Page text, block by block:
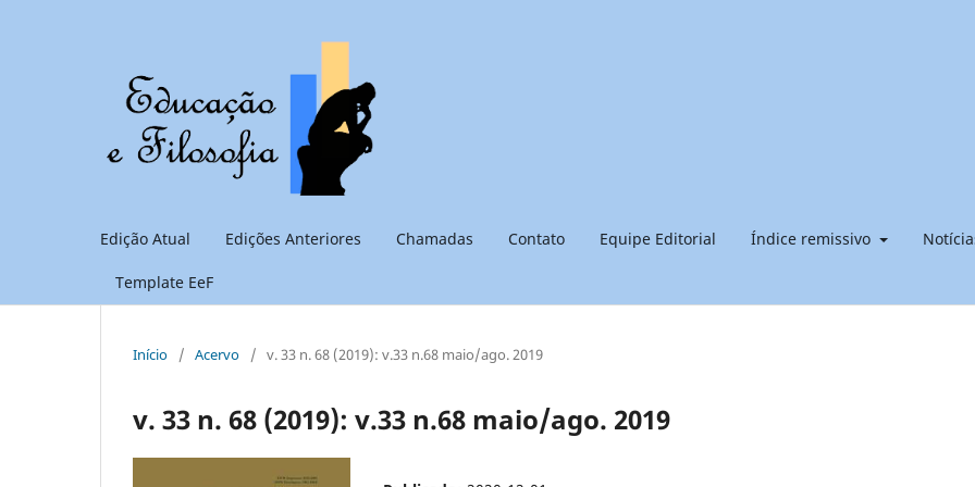
Edição Atual Edições Anteriores Chamadas Contato Equipe Editorial Índice remissivo
Template EeF
Início / Acervo / v. 33 n. 68 (2019): v.33 n.68 maio/ago. 2019
v. 33 n. 68 (2019): v.33 n.68 maio/ago. 2019